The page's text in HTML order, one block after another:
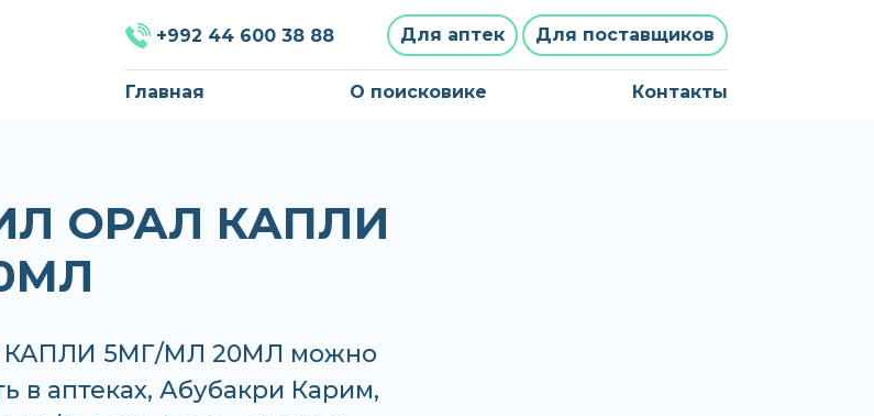
+992 44 600 38 88 Для аптек Для поставщиков
Главная О поисковике Контакты
ОРАЛ КАПЛИ
5МГ/МЛ 20МЛ можно
в аптеках, Абубакри Карим,